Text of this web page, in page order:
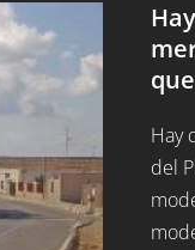
Hay
del